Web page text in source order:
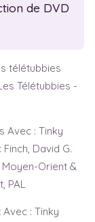
de DVD
télétubbies
Télétubbies -
Avec : Tinky
David G.
Orient &
PAL
: Tinky